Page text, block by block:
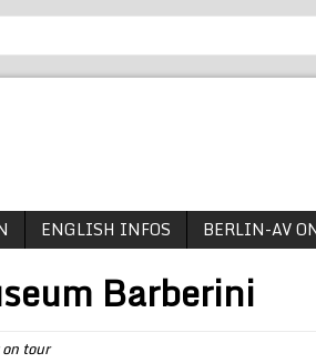
ENGLISH INFOS BERLIN-AV
Barberini
tour